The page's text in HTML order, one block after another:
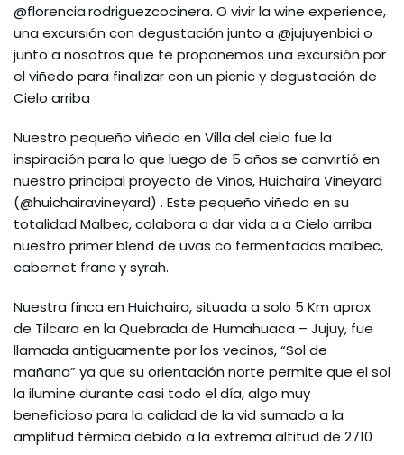
@florencia.rodriguezcocinera. O vivir la wine experience,
una excursión con degustación junto a @jujuyenbici o
junto a nosotros que te proponemos una excursión por
el viñedo para finalizar con un picnic y degustación de
Cielo arriba
Nuestro pequeño viñedo en Villa del cielo fue la
inspiración para lo que luego de 5 años se convirtió en
nuestro principal proyecto de Vinos, Huichaira Vineyard
(@huichairavineyard) . Este pequeño viñedo en su
totalidad Malbec, colabora a dar vida a a Cielo arriba
nuestro primer blend de uvas co fermentadas malbec,
cabernet franc y syrah.
Nuestra finca en Huichaira, situada a solo 5 Km aprox
de Tilcara en la Quebrada de Humahuaca – Jujuy, fue
llamada antiguamente por los vecinos, “Sol de
mañana” ya que su orientación norte permite que el sol
la ilumine durante casi todo el día, algo muy
beneficioso para la calidad de la vid sumado a la
amplitud térmica debido a la extrema altitud de 2710